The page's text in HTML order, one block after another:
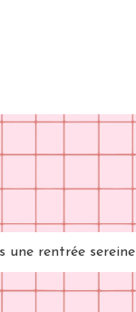
une rentrée sereine